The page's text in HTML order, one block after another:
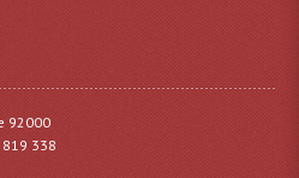
Simultanée
Visite Guidée
92000
819 338